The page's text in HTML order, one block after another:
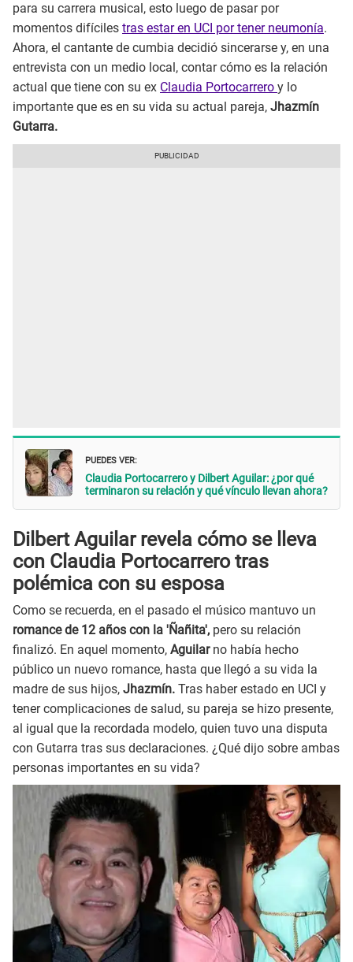
para su carrera musical, esto luego de pasar por
momentos difíciles tras estar en UCI por tener neumonía.
Ahora, el cantante de cumbia decidió sincerarse y, en una
entrevista con un medio local, contar cómo es la relación
actual que tiene con su ex Claudia Portocarrero y lo
importante que es en su vida su actual pareja, Jhazmín
Gutarra.
PUEDES VER:
Claudia Portocarrero y Dilbert Aguilar: ¿por qué
terminaron su relación y qué vínculo llevan ahora?
Dilbert Aguilar revela cómo se lleva
con Claudia Portocarrero tras
polémica con su esposa
Como se recuerda, en el pasado el músico mantuvo un
romance de 12 años con la 'Ñañita', pero su relación
finalizó. En aquel momento, Aguilarno había hecho
público un nuevo romance, hasta que llegó a su vida la
madre de sus hijos, Jhazmín. Tras haber estado en UCI y
tener complicaciones de salud, su pareja se hizo presente,
al igual que la recordada modelo, quien tuvo una disputa
con Gutarra tras sus declaraciones. ¿Qué dijo sobre ambas
personas importantes en su vida?